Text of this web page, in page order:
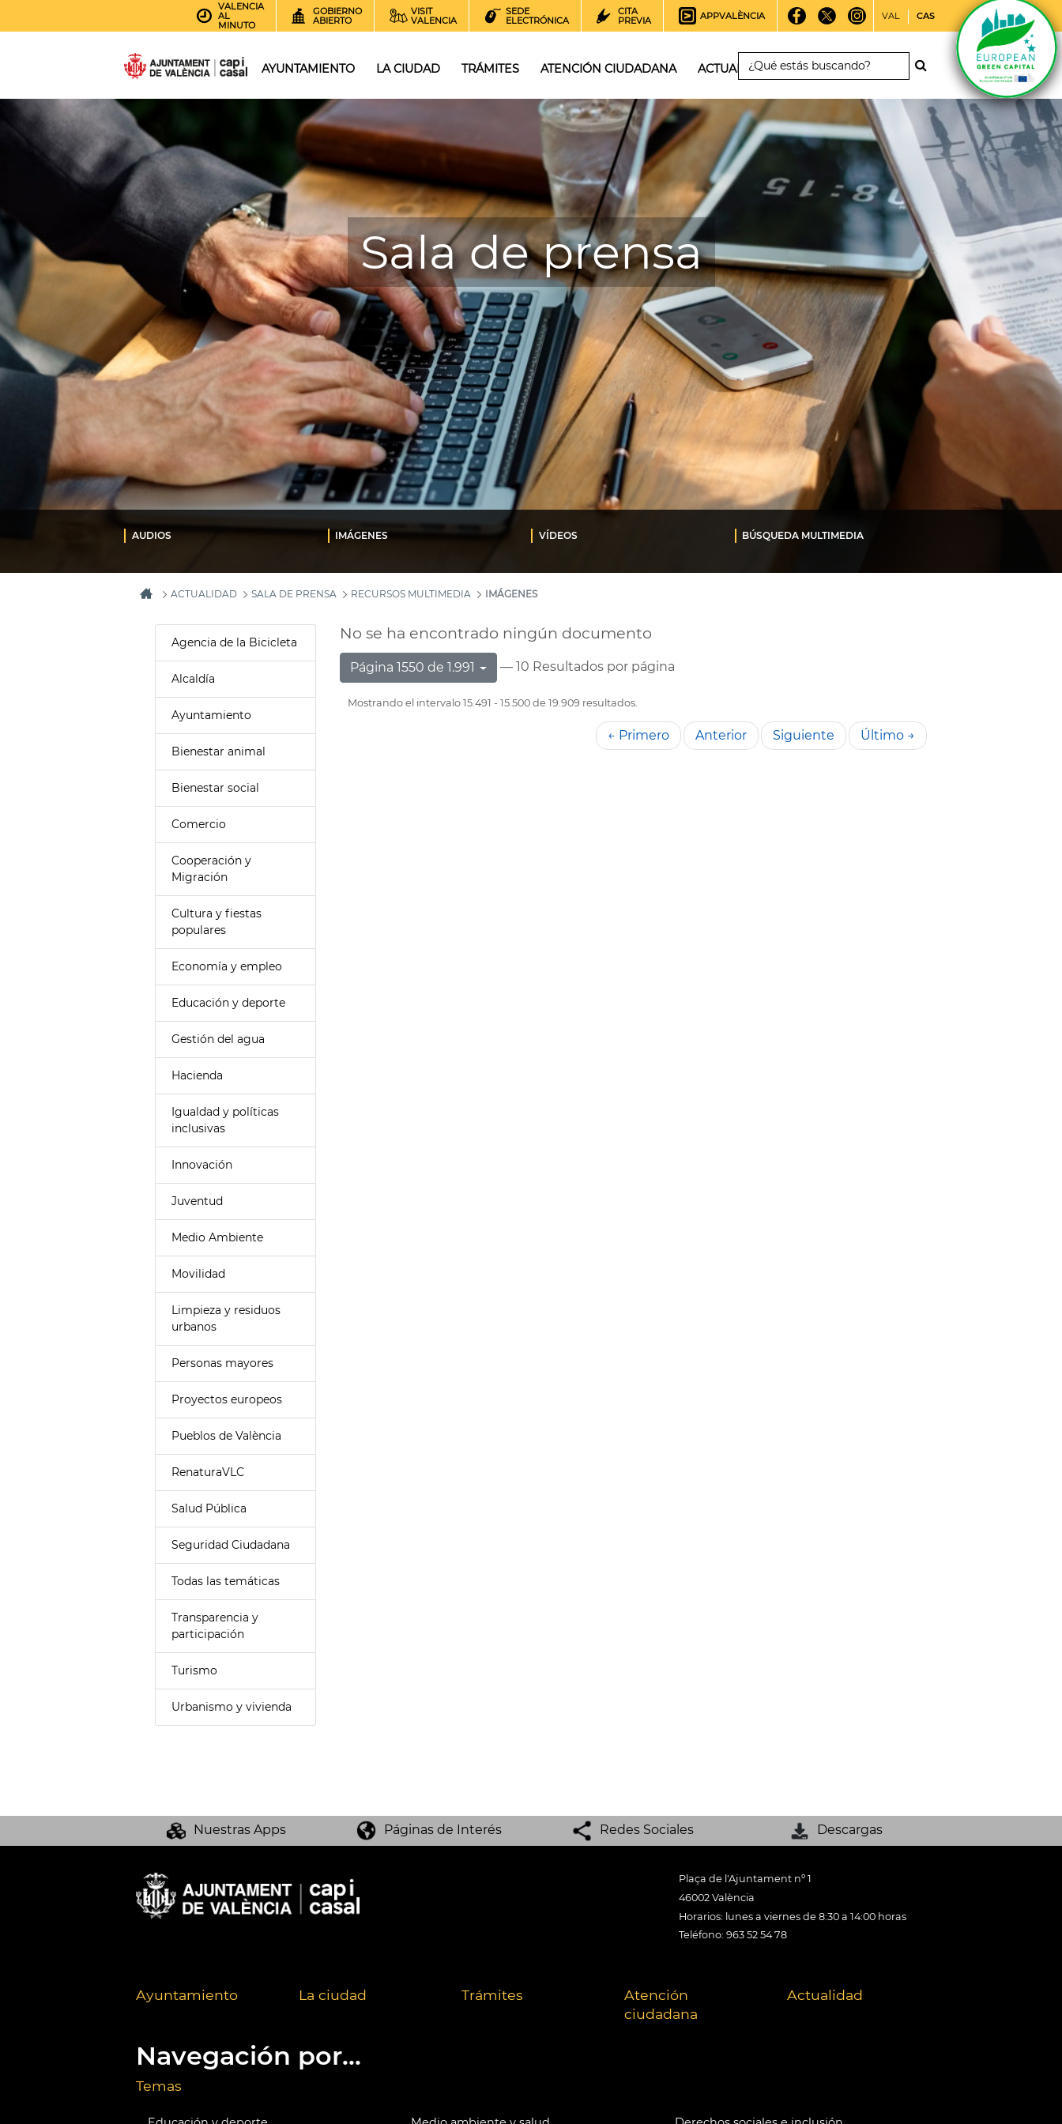
VALENCIA
AL
MINUTO
GOBIERNO
ABIERTO
VISIT
VALENCIA
SEDE
ELECTRÓNICA
CITA
PREVIA
APPVALÈNCIA VAL CAS
AYUNTAMIENTO LA CIUDAD TRÁMITES ATENCIÓN CIUDADANA ACTUALIDAD
Sala de prensa
AUDIOS IMÁGENES VÍDEOS BÚSQUEDA MULTIMEDIA
ACTUALIDAD SALA DE PRENSA RECURSOS MULTIMEDIA IMÁGENES
Agencia de la Bicicleta
Alcaldía
Ayuntamiento
Bienestar animal
Bienestar social
Comercio
Cooperación y
Migración
Cultura y fiestas
populares
Economía y empleo
Educación y deporte
Gestión del agua
Hacienda
Igualdad y políticas
inclusivas
Innovación
Juventud
Medio Ambiente
Movilidad
Limpieza y residuos
urbanos
Personas mayores
Proyectos europeos
Pueblos de València
RenaturaVLC
Salud Pública
Seguridad Ciudadana
Todas las temáticas
Transparencia y
participación
Turismo
Urbanismo y vivienda
No se ha encontrado ningún documento
Página 1550 de 1.991 — 10 Resultados por página
Mostrando el intervalo 15.491 - 15.500 de 19.909 resultados.
← Primero Anterior Siguiente Último →
Nuestras Apps Páginas de Interés Redes Sociales Descargas
Plaça de l'Ajuntament nº 1
46002 València
Horarios: lunes a viernes de 8:30 a 14:00 horas
Teléfono: 963 52 54 78
Ayuntamiento La ciudad Trámites
Atención
ciudadana
Actualidad
Navegación por...
Temas